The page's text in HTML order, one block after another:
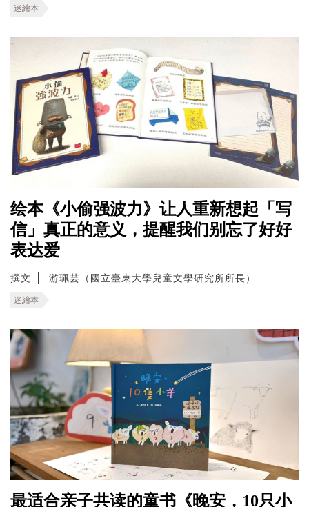
迷繪本
绘本《小偷强波力》让人重新想起「写
信」真正的意义，提醒我们别忘了好好
表达爱
撰文 游珮芸（國立臺東大學兒童文學研究所所長）
迷繪本
最适合亲子共读的童书《晚安，10只小